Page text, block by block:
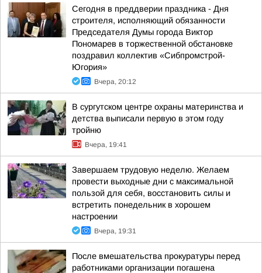
Сегодня в преддверии праздника - Дня
строителя, исполняющий обязанности
Председателя Думы города Виктор
Пономарев в торжественной обстановке
поздравил коллектив «Сибпромстрой-
Югория»
Вчера, 20:12
В сургутском центре охраны материнства и
детства выписали первую в этом году
тройню
Вчера, 19:41
Завершаем трудовую неделю. Желаем
провести выходные дни с максимальной
пользой для себя, восстановить силы и
встретить понедельник в хорошем
настроении
Вчера, 19:31
После вмешательства прокуратуры перед
работниками организации погашена